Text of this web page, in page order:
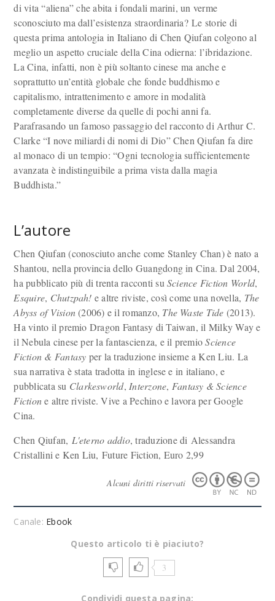
di vita “aliena” che abita i fondali marini, un verme
sconosciuto ma dall’esistenza straordinaria? Le storie di
questa prima antologia in Italiano di Chen Qiufan colgono al
meglio un aspetto cruciale della Cina odierna: l’ibridazione.
La Cina, infatti, non è più soltanto cinese ma anche e
soprattutto un’entità globale che fonde buddhismo e
capitalismo, intrattenimento e amore in modalità
completamente diverse da quelle di pochi anni fa.
Parafrasando un famoso passaggio del racconto di Arthur C.
Clarke “I nove miliardi di nomi di Dio” Chen Qiufan fa dire
al monaco di un tempio: “Ogni tecnologia sufficientemente
avanzata è indistinguibile a prima vista dalla magia
Buddhista.”
L’autore
Chen Qiufan (conosciuto anche come Stanley Chan) è nato a
Shantou, nella provincia dello Guangdong in Cina. Dal 2004,
ha pubblicato più di trenta racconti suScience Fiction World,
Esquire, Chutzpah! e altre riviste, così come una novella, The
Abyss of Vision(2006) e il romanzo, The Waste Tide (2013).
Ha vinto il premio Dragon Fantasy di Taiwan, il Milky Way e
il Nebula cinese per la fantascienza, e il premioScience
Fiction & Fantasy per la traduzione insieme a Ken Liu. La
sua narrativa è stata tradotta in inglese e in italiano, e
pubblicata su Clarkesworld, Interzone, Fantasy & Science
Fictione altre riviste. Vive a Pechino e lavora per Google
Cina.
Chen Qiufan, L'eterno addio, traduzione di Alessandra
Cristallini e Ken Liu, Future Fiction, Euro 2,99
Alcuni diritti riservati
Canale: Ebook
Questo articolo ti è piaciuto?
3
Condividi questa pagina: